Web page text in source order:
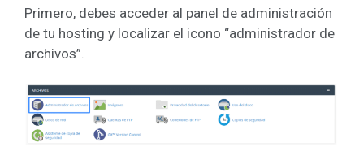
Primero, debes acceder al panel de administración
de tu hosting y localizar el icono “administrador de
archivos”.